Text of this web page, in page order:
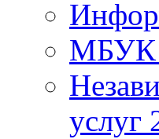
МБУК
услуг